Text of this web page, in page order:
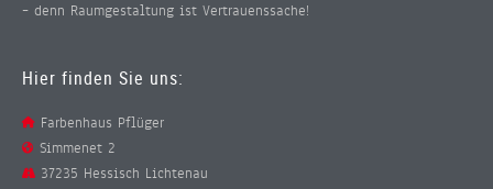
– denn Raumgestaltung ist Vertrauenssache!
Hier finden Sie uns:
Farbenhaus Pflüger
Simmenet 2
37235 Hessisch Lichtenau